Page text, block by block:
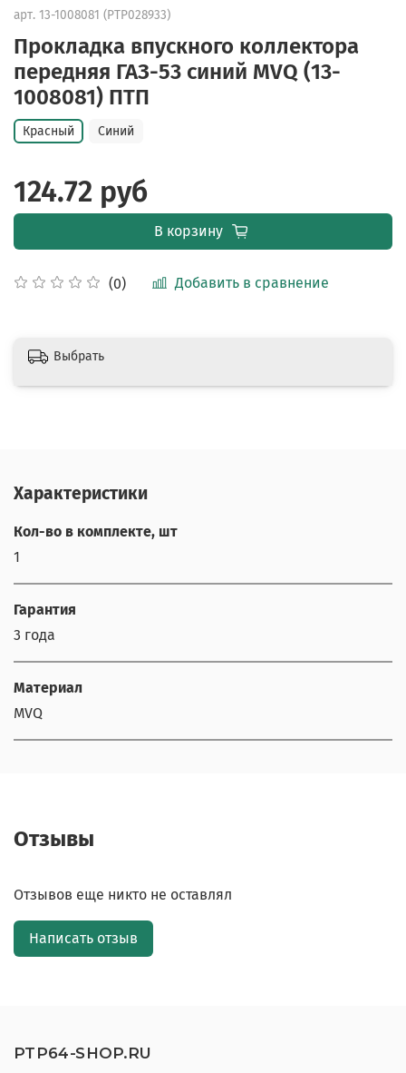
арт. 13-1008081 (PTP028933)
Прокладка впускного коллектора
передняя ГАЗ-53 синий MVQ (13-
1008081) ПТП
(0) Добавить в сравнение
Красный Синий
124.72 руб
В корзину
Выбрать
Характеристики
Кол-во в комплекте, шт
1
Гарантия
3 года
Материал
MVQ
Отзывы
Отзывов еще никто не оставлял
Написать отзыв
PTP64-SHOP.RU